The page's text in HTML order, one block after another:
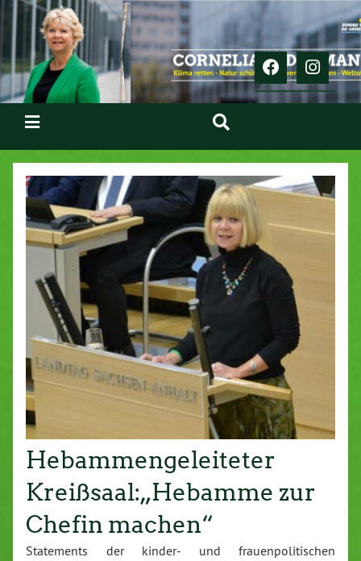
Hebammengeleiteter
Kreißsaal:„Hebamme zur
Chefin machen“
Statements der kinder- und frauenpolitischen